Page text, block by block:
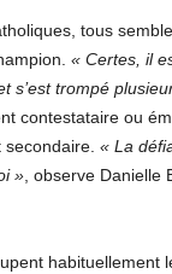
tous
« Certes, il
s’est trompé
contestataire ou
« La
», observe Danielle
habituellement